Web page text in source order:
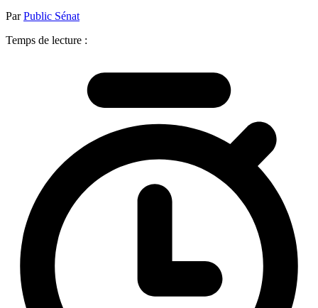
ParPublic Sénat
Temps de lecture :